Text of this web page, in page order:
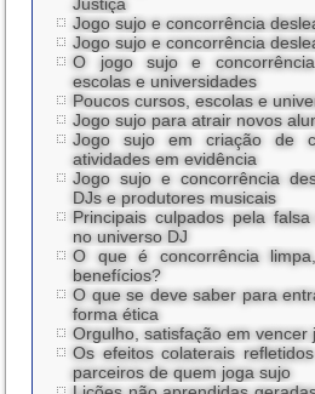
Justiça
Jogo sujo e concorrência
Jogo sujo e concorrência
O jogo sujo e
escolas e universidades
Poucos cursos, escolas e
Jogo sujo para atrair novos
Jogo sujo em criação de
atividades em evidência
Jogo sujo e concorrência
DJs e produtores musicais
Principais culpados pela
no universo DJ
O que é concorrência
benefícios?
O que se deve saber para
forma ética
Orgulho, satisfação em vencer
Os efeitos colaterais
parceiros de quem joga sujo